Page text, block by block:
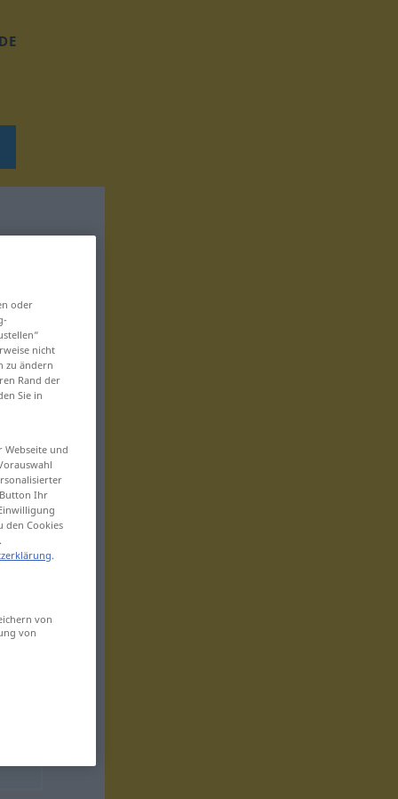
oder
nicht
zu ändern
Rand der
Sie in
und
Ihr
den Cookies
.
von
von